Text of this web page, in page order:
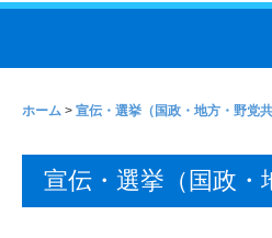
ホーム > 宣伝・選挙（国政・地方・野党共
宣伝・選挙（国政・